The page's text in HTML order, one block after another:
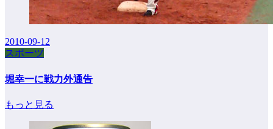
2010-09-12
スポーツ
堀幸一に戦力外通告
もっと見る